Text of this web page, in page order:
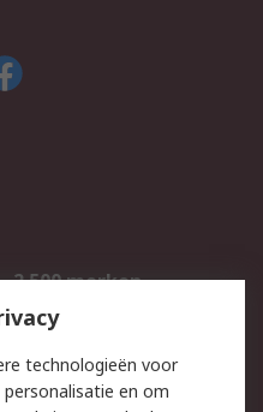
2.500 merken
Inkoopoplossingen
technologieën voor
en om